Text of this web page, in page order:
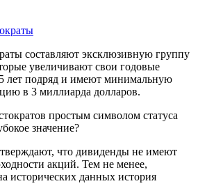
составляют эксклюзивную группу
увеличивают свои годовые
лет подряд и имеют минимальную
в 3 миллиарда долларов.
простым символом статуса
значение?
что дивиденды не имеют
акций. Тем не менее,
исторических данных история